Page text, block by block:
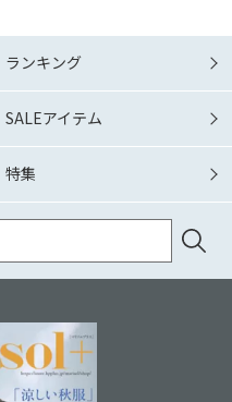
ランキング
SALEアイテム
特集